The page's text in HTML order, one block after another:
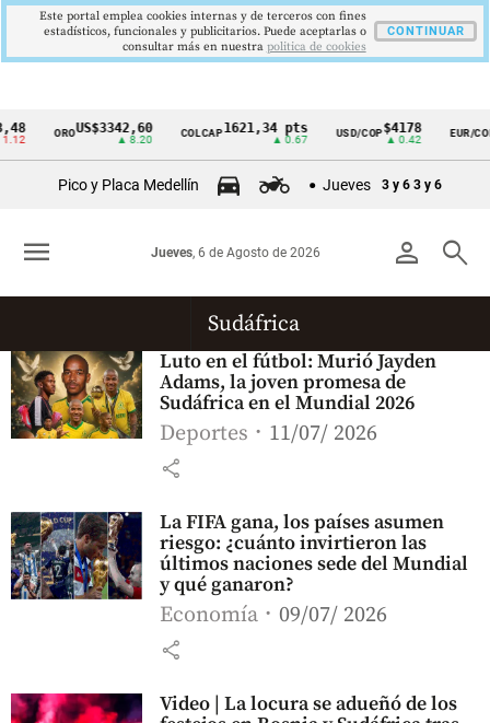
Cintillo
Colombia
OROUS$3342,60
▲ 8.20
COLCAP1621,34 pts
▲ 0.67
USD/COP$4178
▲ 0.42
EUR/COP
Pico y Placa Medellín Jueves 3 y 6 3 y 6
person search
Jueves, 6 de Agosto de 2026
menu
Sudáfrica
Luto en el fútbol: Murió Jayden
Adams, la joven promesa de
Sudáfrica en el Mundial 2026
Deportes 11/07/ 2026
share
La FIFA gana, los países asumen
riesgo: ¿cuánto invirtieron las
últimos naciones sede del Mundial
y qué ganaron?
Economía 09/07/ 2026
share
Video | La locura se adueñó de los
Este portal emplea cookies internas y de terceros con fines
estadísticos, funcionales y publicitarios. Puede aceptarlas o
consultar más en nuestra politica de cookies
CONTINUAR